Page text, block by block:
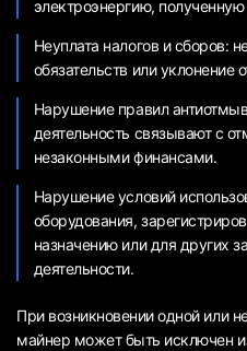
электроэнергию,
Неуплата налогов и сборов:
обязательств или уклонение
Нарушение правил
деятельность связывают с
незаконными финансами.
Нарушение условий
оборудования,
назначению или для других
деятельности.
При возникновении одной или
майнер может быть исключен